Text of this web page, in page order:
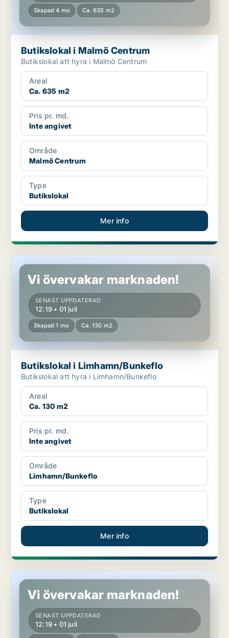
Skapad 4 mo Ca. 635 m2
Butikslokal i Malmö Centrum
Butikslokal att hyra i Malmö Centrum
Areal
Ca. 635 m2
Pris pr. md.
Inte angivet
Område
Malmö Centrum
Type
Butikslokal
Mer info
Butikslokal i Limhamn/Bunkeflo
Vi övervakar marknaden!
SENAST UPPDATERAD
12:19 • 01 juli
Skapad 1 mo Ca. 130 m2
Butikslokal i Limhamn/Bunkeflo
Butikslokal att hyra i Limhamn/Bunkeflo
Areal
Ca. 130 m2
Pris pr. md.
Inte angivet
Område
Limhamn/Bunkeflo
Type
Butikslokal
Mer info
Butikslokal i Malmö Centrum
Vi övervakar marknaden!
SENAST UPPDATERAD
12:19 • 01 juli